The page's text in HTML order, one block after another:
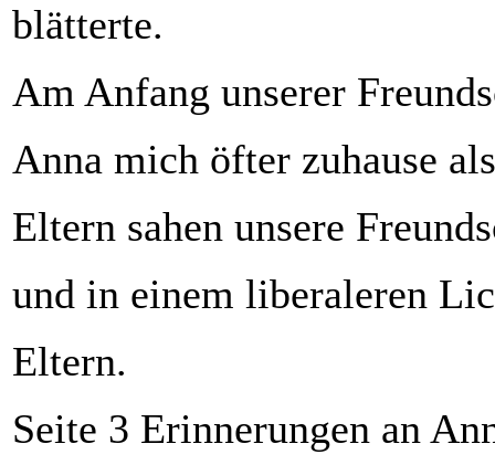
blätterte.
Am Anfang unserer
Anna mich öfter zuhause
Eltern sahen unsere
und in einem liberaleren
Eltern.
Seite 3 Erinnerungen an